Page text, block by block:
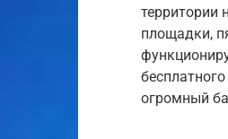
территории
площадки,
огромный